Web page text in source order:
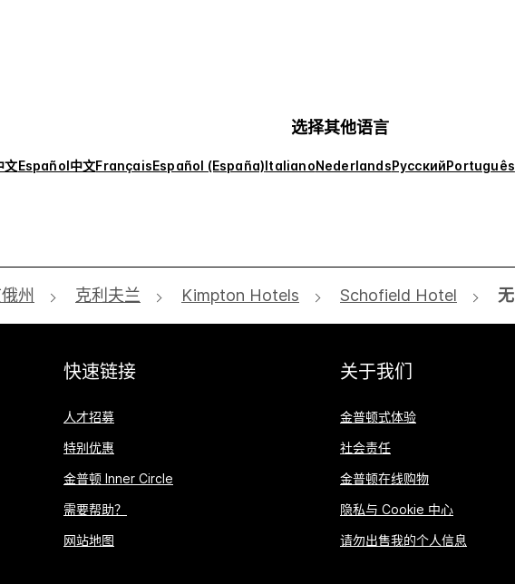
选择其他语言
文Español中文FrançaisEspañol (España)ItalianoNederlandsРусскийPortuguês
州 克利夫兰 Kimpton Hotels Schofield Hotel
快速链接
人才招募
特别优惠
金普顿 Inner Circle
需要帮助？
网站地图
关于我们
金普顿式体验
社会责任
金普顿在线购物
隐私与 Cookie 中心
请勿出售我的个人信息